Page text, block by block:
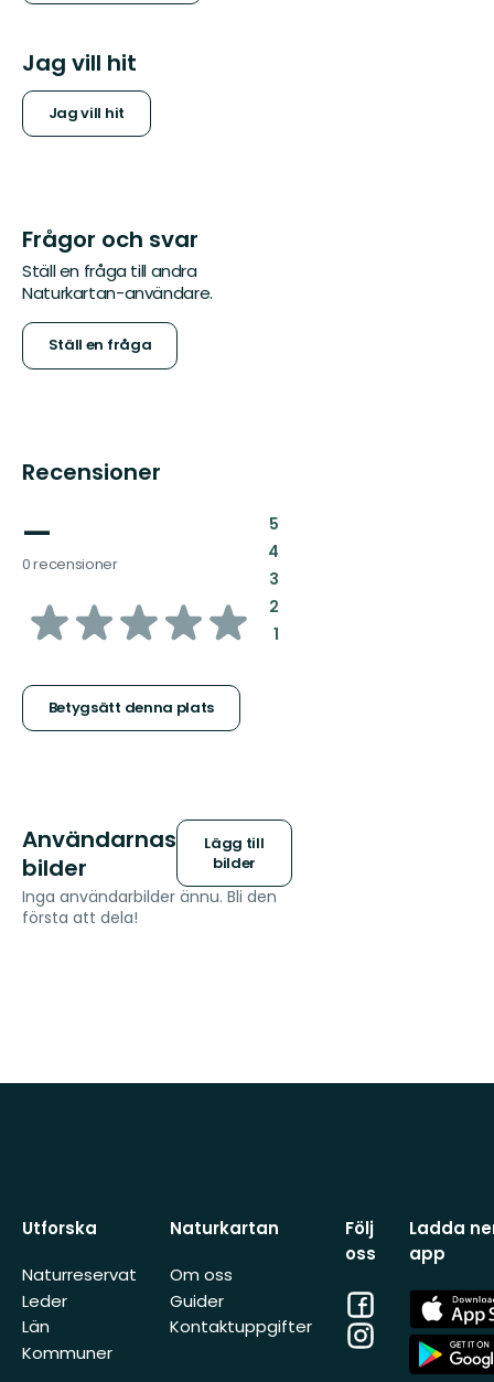
Jag vill hit
Jag vill hit
Frågor och svar
Ställ en fråga till andra
Naturkartan-användare.
Ställ en fråga
Recensioner
—
0 recensioner
av
stjärnor
Betygsätt denna plats
5:
4:
3:
2:
1:
Användarnas
bilder
Lägg till
bilder
Inga användarbilder ännu. Bli den
första att dela!
Utforska
Naturreservat
Leder
Län
Kommuner
Naturkartan
Om oss
Guider
Kontaktuppgifter
Följ
oss
Facebook
Instagram
Ladda
app
App
Store
App
Store